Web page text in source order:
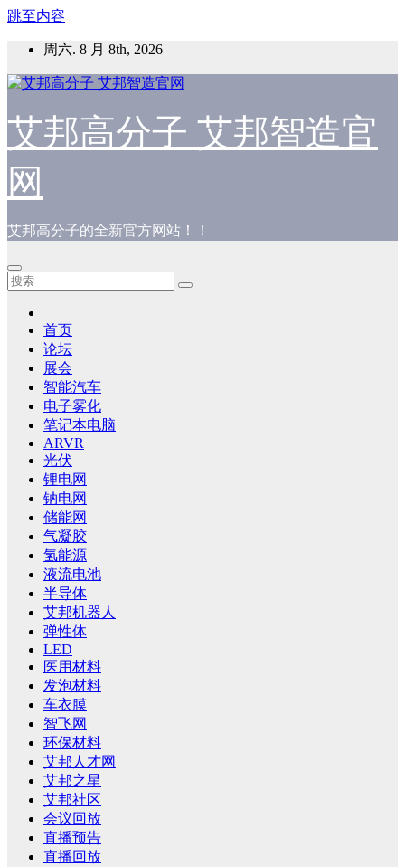
跳至内容
周六. 8 月 8th, 2026
艾邦高分子 艾邦智造官
网
艾邦高分子的全新官方网站！！
首页
论坛
展会
智能汽车
电子雾化
笔记本电脑
ARVR
光伏
锂电网
钠电网
储能网
气凝胶
氢能源
液流电池
半导体
艾邦机器人
弹性体
LED
医用材料
发泡材料
车衣膜
智飞网
环保材料
艾邦人才网
艾邦之星
艾邦社区
会议回放
直播预告
直播回放